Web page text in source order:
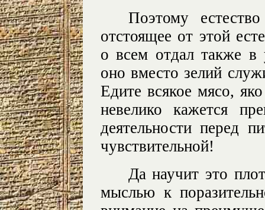
Поэтому
отстоящее от этой
о всем отдал также в
оно вместо зелий
Едите всякое мясо,
невелико кажется
деятельности перед
чувствительной!
Да научит это
мыслью к